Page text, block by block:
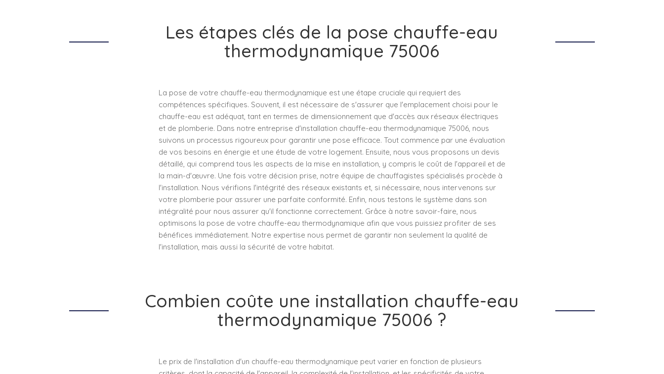
Les étapes clés de la pose chauffe-eau
thermodynamique 75006
La pose de votre chauffe-eau thermodynamique est une étape cruciale qui requiert des
compétences spécifiques. Souvent, il est nécessaire de s'assurer que l'emplacement choisi pour le
chauffe-eau est adéquat, tant en termes de dimensionnement que d'accès aux réseaux électriques
et de plomberie. Dans notre entreprise d'installation chauffe-eau thermodynamique 75006, nous
suivons un processus rigoureux pour garantir une pose efficace. Tout commence par une évaluation
de vos besoins en énergie et une étude de votre logement. Ensuite, nous vous proposons un devis
détaillé, qui comprend tous les aspects de la mise en installation, y compris le coût de l'appareil et de
la main-d'œuvre. Une fois votre décision prise, notre équipe de chauffagistes spécialisés procède à
l'installation. Nous vérifions l'intégrité des réseaux existants et, si nécessaire, nous intervenons sur
votre plomberie pour assurer une parfaite conformité. Enfin, nous testons le système dans son
intégralité pour nous assurer qu'il fonctionne correctement. Grâce à notre savoir-faire, nous
optimisons la pose de votre chauffe-eau thermodynamique afin que vous puissiez profiter de ses
bénéfices immédiatement. Notre expertise nous permet de garantir non seulement la qualité de
l'installation, mais aussi la sécurité de votre habitat.
Combien coûte une installation chauffe-eau
thermodynamique 75006 ?
Le prix de l'installation d'un chauffe-eau thermodynamique peut varier en fonction de plusieurs